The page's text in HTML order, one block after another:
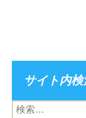
サイト内検
検